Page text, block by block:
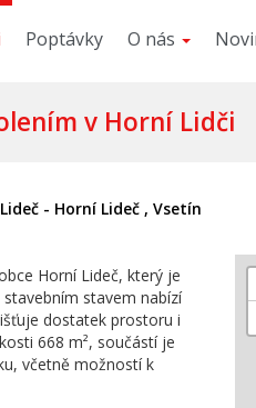
Poptávky O nás
v Horní Lidči
- Horní Lideč , Vsetín
Horní Lideč, který je
stavem nabízí
dostatek prostoru i
668 m², součástí je
včetně možností k